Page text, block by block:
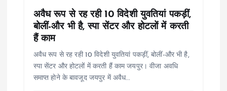
अवैध रूप से रह रही 10 विदेशी युवतियां पकड़ीं,
बोलीं-और भी है, स्पा सेंटर और होटलों में करती
हैं काम
अवैध रूप से रह रही 10 विदेशी युवतियां पकड़ीं, बोलीं-और भी है,
स्पा सेंटर और होटलों में करती हैं काम जयपुर। वीजा अवधि
समाप्त होने के बावजूद जयपुर में अवैध…